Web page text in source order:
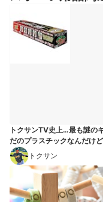
トクサンTV史上…最も謎の
だのプラスチックなんだけど
トクサン